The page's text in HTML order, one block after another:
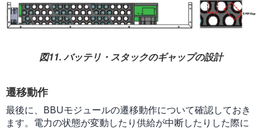
図11. バッテリ・スタックのギャップの設計
遷移動作
最後に、BBUモジュールの遷移動作について確認しておき
ます。電力の状態が変動したり供給が中断したりした際に